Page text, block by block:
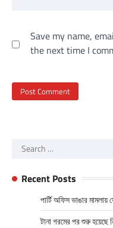
Save my name,
the next time I
Search
Recent Posts
পার্টি অফিস ভাঙার
টানা গরমের পর শুরু হয়েছে